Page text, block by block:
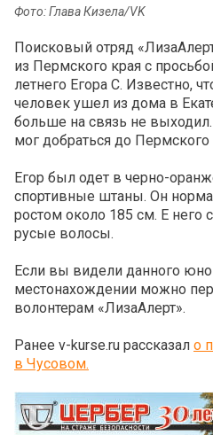
Фото: Глава Кизела/VK
Поисковый отряд
из Пермского края с
летнего Егора С. Известно,
человек ушел из дома в
больше на связь не
мог добраться до Пермского
Егор был одет в черно-
спортивные штаны. Он
ростом около 185 см. Е него
русые волосы.
Если вы видели данного
местонахождении можно
волонтерам «ЛизаАлерт».
Ранее v-kurse.ru рассказал о
в Чусовом.